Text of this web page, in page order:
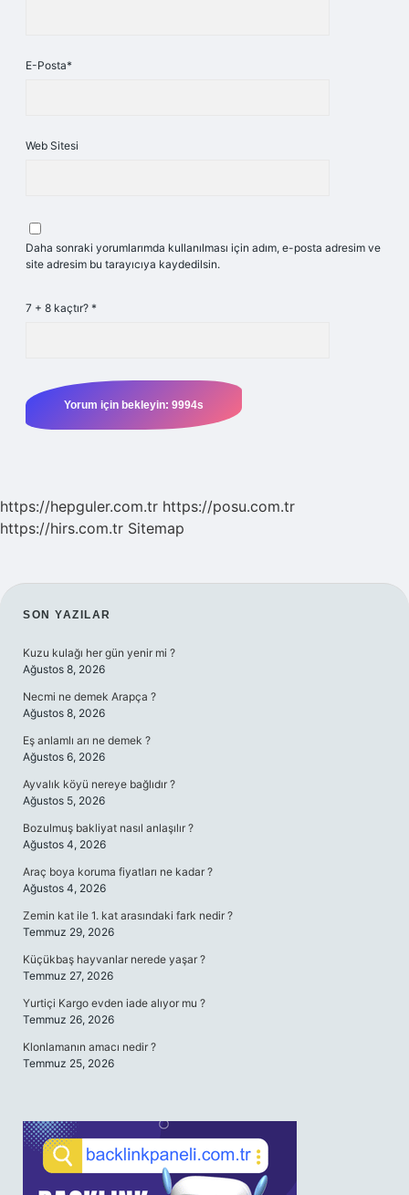
E-Posta*
Web Sitesi
Daha sonraki yorumlarımda kullanılması için adım, e-posta adresim ve
site adresim bu tarayıcıya kaydedilsin.
7 + 8 kaçtır? *
https://hepguler.com.tr https://posu.com.tr
https://hirs.com.tr Sitemap
SIDEBAR
SON YAZILAR
Kuzu kulağı her gün yenir mi ?
Ağustos 8, 2026
Necmi ne demek Arapça ?
Ağustos 8, 2026
Eş anlamlı arı ne demek ?
Ağustos 6, 2026
Ayvalık köyü nereye bağlıdır ?
Ağustos 5, 2026
Bozulmuş bakliyat nasıl anlaşılır ?
Ağustos 4, 2026
Araç boya koruma fiyatları ne kadar ?
Ağustos 4, 2026
Zemin kat ile 1. kat arasındaki fark nedir ?
Temmuz 29, 2026
Küçükbaş hayvanlar nerede yaşar ?
Temmuz 27, 2026
Yurtiçi Kargo evden iade alıyor mu ?
Temmuz 26, 2026
Klonlamanın amacı nedir ?
Temmuz 25, 2026